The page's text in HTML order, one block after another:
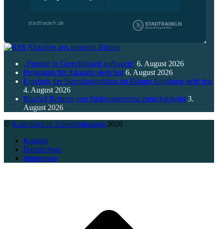
Aktuelles aus unserem Bistum
„Frieden in Gerechtigkeit aufbauen“ 6. August 2026
Programm für Adoratio steht fest 6. August 2026
Ergebnis der Sternsingeraktion im Bistum Augsburg steht fest
4. August 2026
Bischof Bertram von Südostasienreise zurückgekehrt 3.
August 2026
© Katholisch in Schrobenhausen 2026
Kontakt
Datenschutz
Impressum